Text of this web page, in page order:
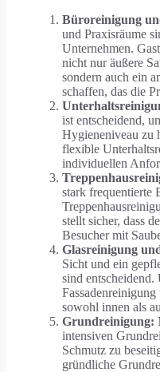
Büroreinigung
und Praxisräume
Unternehmen.
nicht nur äußere
sondern auch ein
schaffen, das die
ist entscheidend,
Hygieneniveau zu
flexible
individuellen
stark frequentierte
stellt sicher, dass
Besucher mit
Glasreinigung
Sicht und ein
sind entscheidend.
sowohl innen als
Grundreinigung:
intensiven
Schmutz zu
gründliche